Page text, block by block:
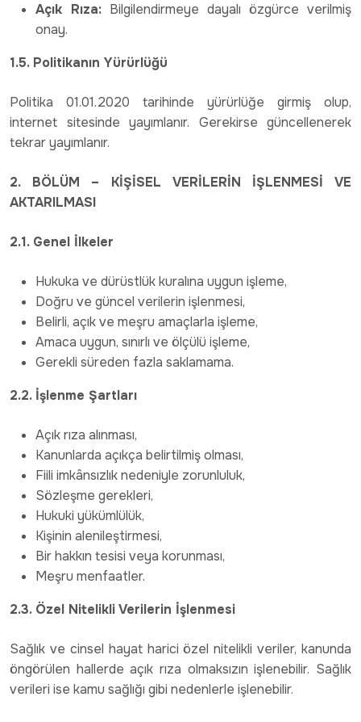
Açık Rıza: Bilgilendirmeye dayalı özgürce verilmiş
onay.
1.5. Politikanın Yürürlüğü
Politika 01.01.2020 tarihinde yürürlüğe girmiş olup,
internet sitesinde yayımlanır. Gerekirse güncellenerek
tekrar yayımlanır.
2. BÖLÜM – KİŞİSEL VERİLERİN İŞLENMESİ VE
AKTARILMASI
2.1. Genel İlkeler
Hukuka ve dürüstlük kuralına uygun işleme,
Doğru ve güncel verilerin işlenmesi,
Belirli, açık ve meşru amaçlarla işleme,
Amaca uygun, sınırlı ve ölçülü işleme,
Gerekli süreden fazla saklamama.
2.2. İşlenme Şartları
Açık rıza alınması,
Kanunlarda açıkça belirtilmiş olması,
Fiili imkânsızlık nedeniyle zorunluluk,
Sözleşme gerekleri,
Hukuki yükümlülük,
Kişinin alenileştirmesi,
Bir hakkın tesisi veya korunması,
Meşru menfaatler.
2.3. Özel Nitelikli Verilerin İşlenmesi
Sağlık ve cinsel hayat harici özel nitelikli veriler, kanunda
öngörülen hallerde açık rıza olmaksızın işlenebilir. Sağlık
verileri ise kamu sağlığı gibi nedenlerle işlenebilir.